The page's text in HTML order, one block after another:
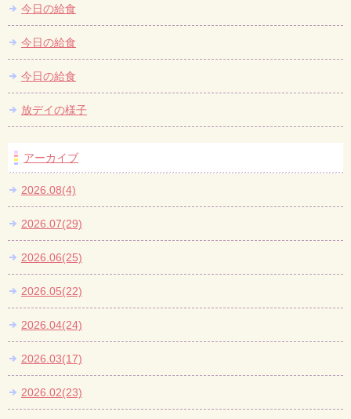
今日の給食
今日の給食
今日の給食
放デイの様子
アーカイブ
2026.08(4)
2026.07(29)
2026.06(25)
2026.05(22)
2026.04(24)
2026.03(17)
2026.02(23)